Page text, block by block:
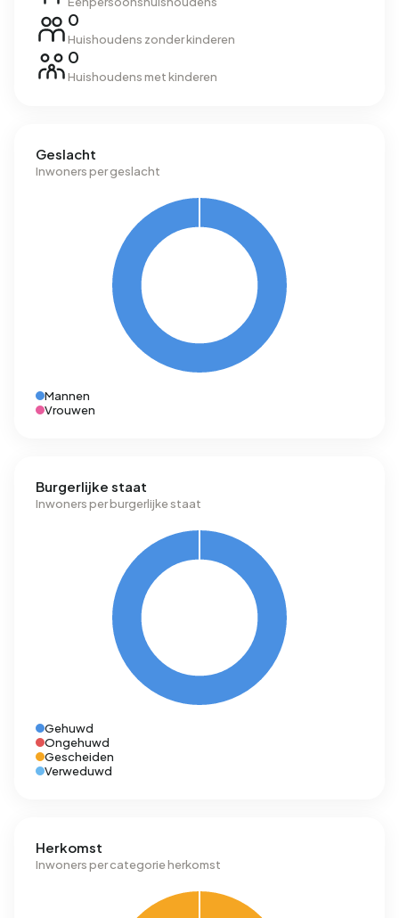
0
Huishoudens zonder kinderen
0
Huishoudens met kinderen
Geslacht
Inwoners per geslacht
Mannen
Vrouwen
Burgerlijke staat
Inwoners per burgerlijke staat
Gehuwd
Ongehuwd
Gescheiden
Verweduwd
Herkomst
Inwoners per categorie herkomst